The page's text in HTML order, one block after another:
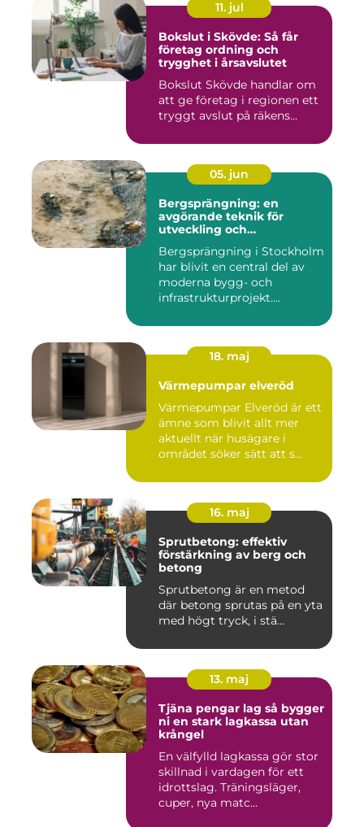
11. jul
Bokslut i Skövde: Så får
företag ordning och
trygghet i årsavslutet
Bokslut Skövde handlar om
att ge företag i regionen ett
tryggt avslut på räkens...
05. jun
Bergsprängning: en
avgörande teknik för
utveckling och
Bergsprängning i Stockholm
har blivit en central del av
moderna bygg- och
infrastrukturprojekt....
18. maj
Värmepumpar elveröd
Värmepumpar Elveröd är ett
ämne som blivit allt mer
aktuellt när husägare i
området söker sätt att s...
16. maj
Sprutbetong: effektiv
förstärkning av berg och
betong
Sprutbetong är en metod
där betong sprutas på en yta
med högt tryck, i stä...
13. maj
Tjäna pengar lag så bygger
ni en stark lagkassa utan
krångel
En välfylld lagkassa gör stor
skillnad i vardagen för ett
idrottslag. Träningsläger,
cuper, nya matc...